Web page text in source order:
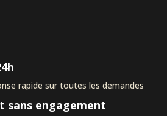
rapide sur toutes les demandes
sans engagement